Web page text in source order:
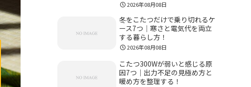
2026年08月08日
冬をこたつだけで乗り切れるケ
ース7つ｜寒さと電気代を両立
する暮らし方！
2026年08月08日
こたつ300Wが弱いと感じる原
因7つ｜出力不足の見極め方と
暖め方を整理する！